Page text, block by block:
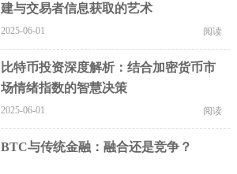
建与交易者信息获取的艺术
2025-06-01 阅读
比特币投资深度解析：结合加密货币市
场情绪指数的智慧决策
2025-06-01 阅读
BTC与传统金融：融合还是竞争？